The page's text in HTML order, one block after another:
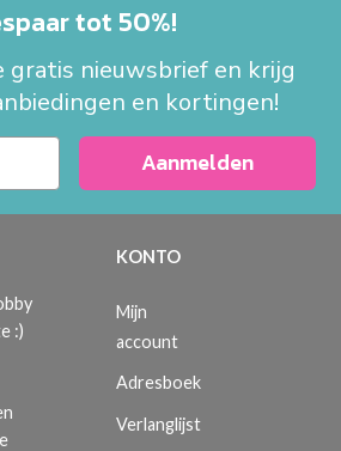
tot 50%!
gratis nieuwsbrief en krijg
en kortingen!
Aanmelden
:)
KONTO
Mijn
account
Adresboek
Verlanglijst